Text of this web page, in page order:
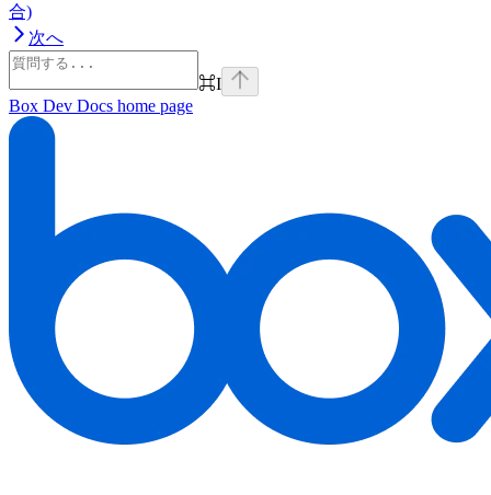
合)
次へ
⌘I
Box Dev Docs home page